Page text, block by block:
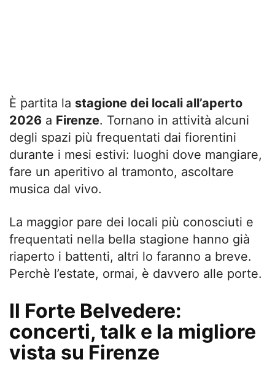
È partita la stagione dei locali all’aperto
2026 a Firenze. Tornano in attività alcuni
degli spazi più frequentati dai fiorentini
durante i mesi estivi: luoghi dove mangiare,
fare un aperitivo al tramonto, ascoltare
musica dal vivo.
La maggior pare dei locali più conosciuti e
frequentati nella bella stagione hanno già
riaperto i battenti, altri lo faranno a breve.
Perchè l’estate, ormai, è davvero alle porte.
Il Forte Belvedere:
concerti, talk e la migliore
vista su Firenze